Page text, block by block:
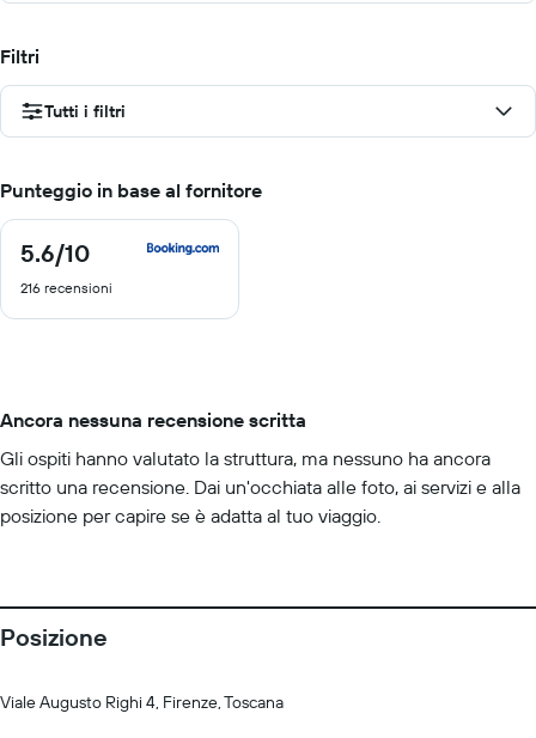
Filtri
Tutti i filtri
Punteggio in base al fornitore
5.6/10
5.6
10
216 recensioni
Ancora nessuna recensione scritta
Gli ospiti hanno valutato la struttura, ma nessuno ha ancora
scritto una recensione. Dai un'occhiata alle foto, ai servizi e alla
posizione per capire se è adatta al tuo viaggio.
Posizione
Viale Augusto Righi 4, Firenze, Toscana